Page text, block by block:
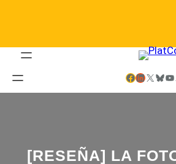
Facebook LinkedIn X Bluesky YouTube
[RESEÑA] LA